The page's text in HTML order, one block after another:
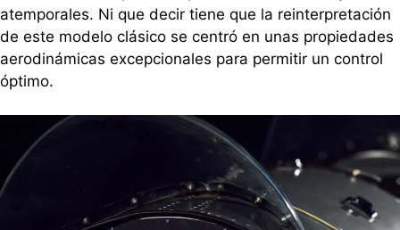
atemporales. Ni que decir tiene que la reinterpretación
de este modelo clásico se centró en unas propiedades
aerodinámicas excepcionales para permitir un control
óptimo.